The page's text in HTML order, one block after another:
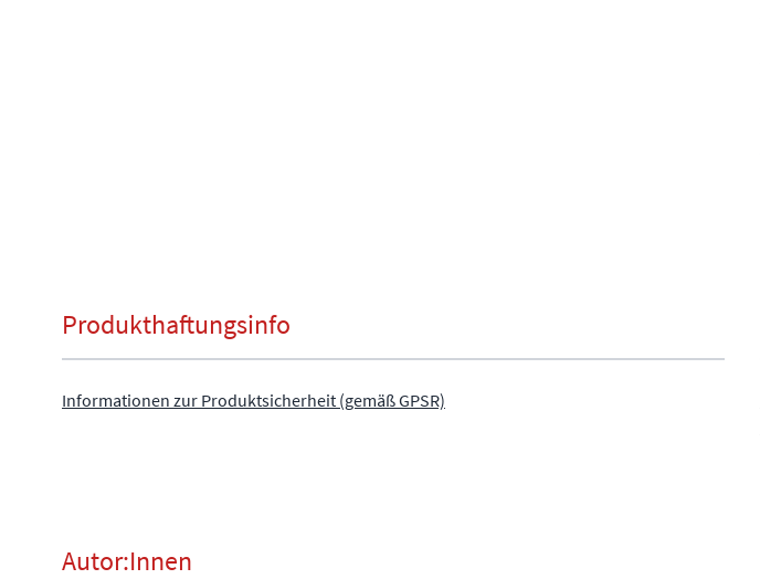
Produkthaftungsinfo
Informationen zur Produktsicherheit (gemäß GPSR)
Autor:Innen